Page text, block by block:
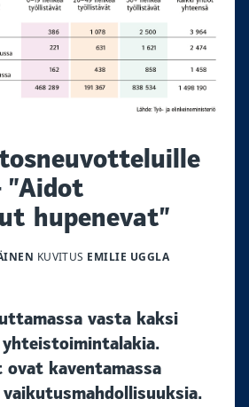
”Aidot
hupenevat”
KUVITUS EMILIE UGGLA
vasta kaksi
kaventamassa